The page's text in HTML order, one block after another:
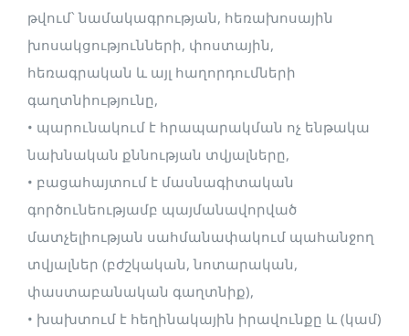
թվում՝ նամակագրության, հեռախոսային
խոսակցությունների, փոստային,
հեռագրական և այլ հաղորդումների
գաղտնիությունը,
• պարունակում է հրապարակման ոչ ենթակա
նախնական քննության տվյալները,
• բացահայտում է մասնագիտական
գործունեությամբ պայմանավորված
մատչելիության սահմանափակում պահանջող
տվյալներ (բժշկական, նոտարական,
փաստաբանական գաղտնիք),
• խախտում է հեղինակային իրավունքը և (կամ)